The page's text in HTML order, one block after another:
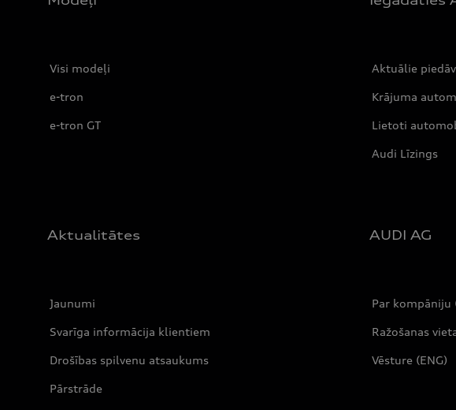
Visi modeļi
e-tron
e-tron GT
Aktuālie
Krājuma
Lietoti
Audi Līzings
Aktualitātes
Jaunumi
Svarīga informācija klientiem
Drošības spilvenu atsaukums
Pārstrāde
AUDI AG
Par kompāniju
Ražošanas
Vēsture (ENG)